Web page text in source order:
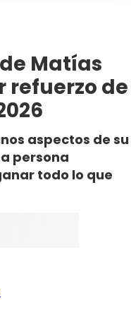
Matías
refuerzo de
aspectos de su
persona
todo lo que